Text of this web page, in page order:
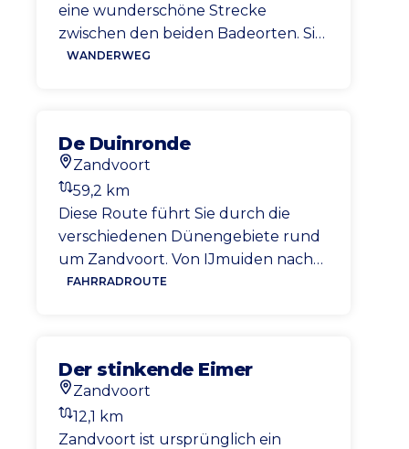
eine wunderschöne Strecke
zwischen den beiden Badeorten. Sie
wandern am Strand von Zandvoort
Kennemerland.
WANDERWEG
De Duinronde
Startort
Zandvoort
Entfernung
59,2 km
Diese Route führt Sie durch die
verschiedenen Dünengebiete rund
um Zandvoort. Von IJmuiden nach
Noordwijk. Jeder Ort ist anders und
also halten Sie die Augen offen.
Vielleicht sehen Sie sogar ein Reh
oder ein schottisches Hochlandrind!
FAHRRADROUTE
Der stinkende Eimer
Startort
Zandvoort
Entfernung
12,1 km
Zandvoort ist ursprünglich ein